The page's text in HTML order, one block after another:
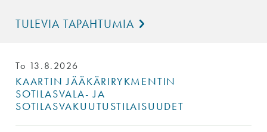
TULEVIA TAPAHTUMIA
To 13.8.2026
KAARTIN JÄÄKÄRIRYKMENTIN
SOTILASVALA- JA
SOTILASVAKUUTUSTILAISUUDET